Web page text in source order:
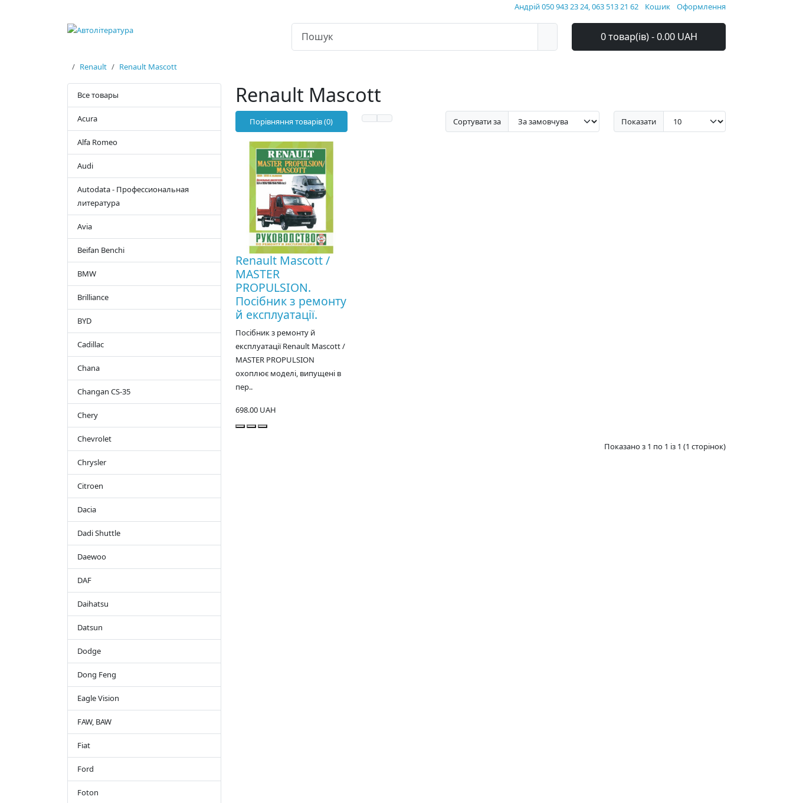
Андрій 050 943 23 24, 063 513 21 62 Кошик Оформлення
0 товар(ів) - 0.00 UAH
Renault Renault Mascott
Все товары
Acura
Alfa Romeo
Audi
Autodata - Профессиональная
литература
Avia
Beifan Benchi
BMW
Brilliance
BYD
Cadillac
Chana
Changan CS-35
Chery
Chevrolet
Chrysler
Citroen
Dacia
Dadi Shuttle
Daewoo
DAF
Daihatsu
Datsun
Dodge
Dong Feng
Eagle Vision
FAW, BAW
Fiat
Ford
Foton
Renault Mascott
Порівняння товарів (0) Сортувати за Показати
Renault Mascott /
MASTER
PROPULSION.
Посібник з ремонту
й експлуатації.
Посібник з ремонту й
експлуатації Renault Mascott /
MASTER PROPULSION
охоплює моделі, випущені в
пер..
698.00 UAH
Показано з 1 по 1 із 1 (1 сторінок)